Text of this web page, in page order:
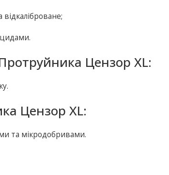
Цензор XL:
Цензор XL:
та мікродобривами.